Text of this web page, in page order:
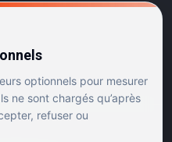
optionnels pour mesurer
ne sont chargés qu’après
refuser ou